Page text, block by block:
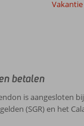
betalen
is aangesloten
(SGR) en het